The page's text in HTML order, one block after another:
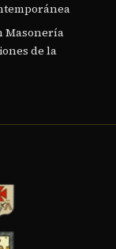
Masonería
de la